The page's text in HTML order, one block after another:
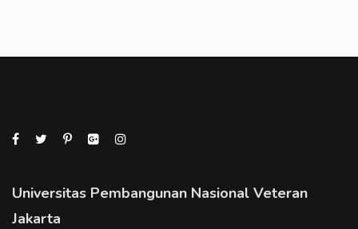
Universitas Pembangunan Nasional Veteran
Jakarta